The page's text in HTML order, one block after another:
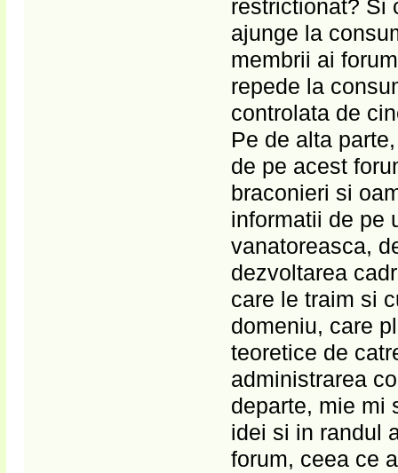
restrictionat? Si
ajunge la
membrii ai
repede la
controlata de
Pe de alta
de pe acest
braconieri si
informatii de pe
vanatoreasca,
dezvoltarea
care le traim si
domeniu, care
teoretice de
administrarea
departe, mie mi
idei si in randul
forum, ceea ce